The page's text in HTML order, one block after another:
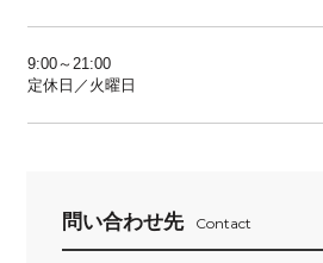
9:00～21:00
定休日／火曜日
問い合わせ先 Contact